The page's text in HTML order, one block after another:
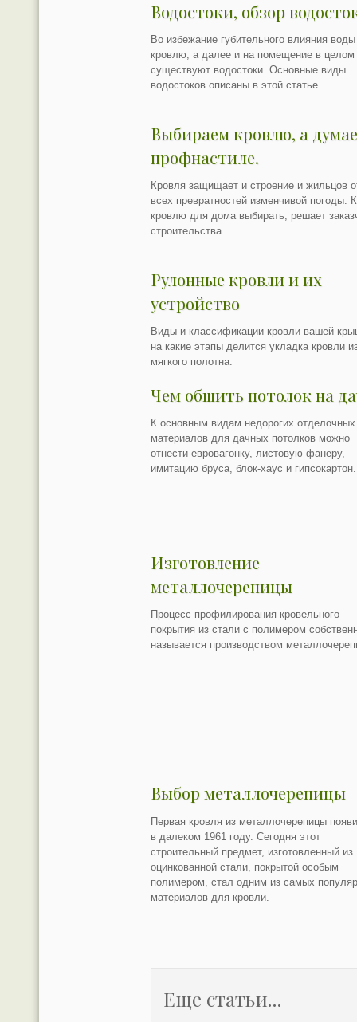
Водостоки, обзор
Во избежание губительного влияния
кровлю, а далее и на помещение в целом
существуют водостоки. Основные виды
водостоков описаны в этой статье.
Выбираем кровлю, а
профнастиле.
Кровля защищает и строение и жильцов
всех превратностей изменчивой погоды.
кровлю для дома выбирать, решает
строительства.
Рулонные кровли и их
устройство
Виды и классификации кровли вашей
на какие этапы делится укладка кровли
мягкого полотна.
Чем обшить потолок на
К основным видам недорогих отделочных
материалов для дачных потолков можно
отнести евровагонку, листовую фанеру,
имитацию бруса, блок-хаус и гипсокартон.
Изготовление
металлочерепицы
Процесс профилирования кровельного
покрытия из стали с полимером
называется производством
Выбор металлочерепицы
Первая кровля из металлочерепицы
в далеком 1961 году. Сегодня этот
строительный предмет, изготовленный из
оцинкованной стали, покрытой особым
полимером, стал одним из самых
материалов для кровли.
Еще статьи...